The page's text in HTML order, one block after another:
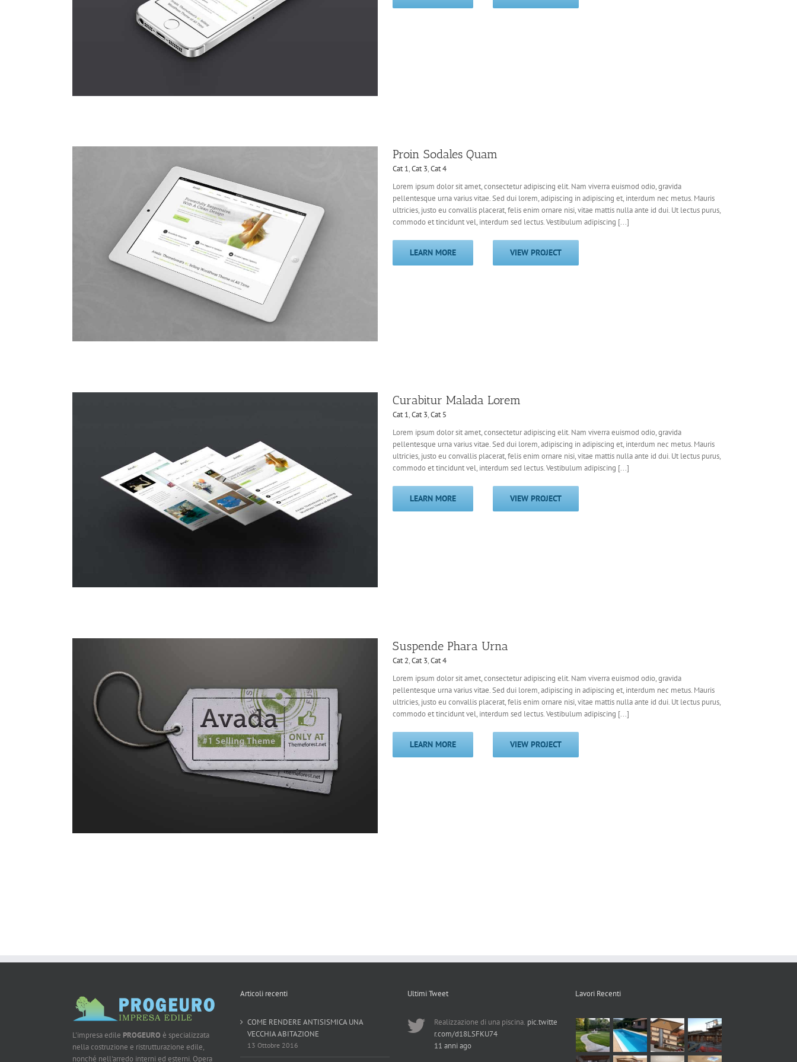
Proin Sodales Quam
Cat 1,Cat 3,Cat 4
Lorem ipsum dolor sit amet, consectetur adipiscing elit. Nam viverra euismod odio, gravida
pellentesque urna varius vitae. Sed dui lorem, adipiscing in adipiscing et, interdum nec metus. Mauris
ultricies, justo eu convallis placerat, felis enim ornare nisi, vitae mattis nulla ante id dui. Ut lectus purus,
commodo et tincidunt vel, interdum sed lectus. Vestibulum adipiscing [...]
LEARN MORE VIEW PROJECT
Curabitur Malada Lorem
Cat 1,Cat 3,Cat 5
Lorem ipsum dolor sit amet, consectetur adipiscing elit. Nam viverra euismod odio, gravida
pellentesque urna varius vitae. Sed dui lorem, adipiscing in adipiscing et, interdum nec metus. Mauris
ultricies, justo eu convallis placerat, felis enim ornare nisi, vitae mattis nulla ante id dui. Ut lectus purus,
commodo et tincidunt vel, interdum sed lectus. Vestibulum adipiscing [...]
LEARN MORE VIEW PROJECT
Suspende Phara Urna
Cat 2,Cat 3,Cat 4
Lorem ipsum dolor sit amet, consectetur adipiscing elit. Nam viverra euismod odio, gravida
pellentesque urna varius vitae. Sed dui lorem, adipiscing in adipiscing et, interdum nec metus. Mauris
ultricies, justo eu convallis placerat, felis enim ornare nisi, vitae mattis nulla ante id dui. Ut lectus purus,
commodo et tincidunt vel, interdum sed lectus. Vestibulum adipiscing [...]
LEARN MORE VIEW PROJECT
L'impresa edile PROGEURO è specializzata
nella costruzione e ristrutturazione edile,
nonché nell'arredo interni ed esterni. Opera
Articoli recenti
COME RENDERE ANTISISMICA UNA
VECCHIA ABITAZIONE
13 Ottobre 2016
Ultimi Tweet
Realizzazione di una piscina. pic.twitte
r.com/d18LSFKU74
11 anni ago
Lavori Recenti